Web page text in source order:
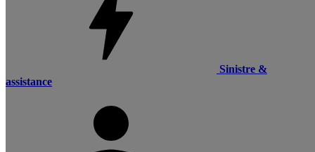
Sinistre &
assistance